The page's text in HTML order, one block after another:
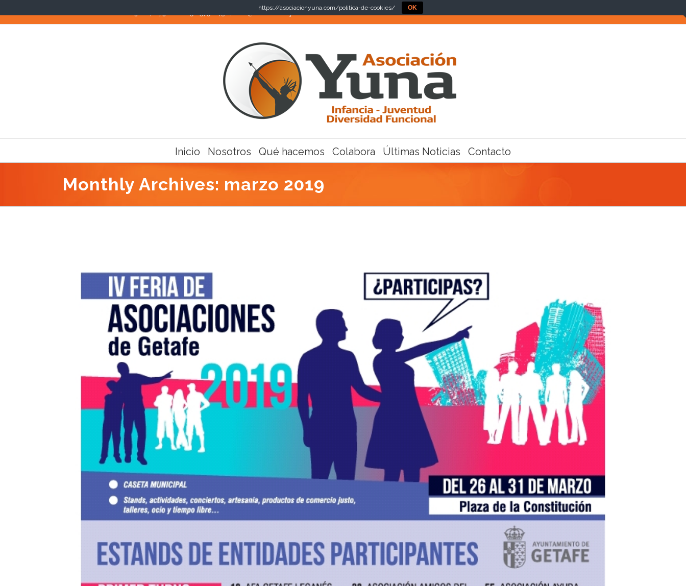
info@asociacionyuna.com
Inicio Nosotros Qué hacemos Colabora Últimas Noticias Contacto
Monthly Archives: marzo 2019
https://asociacionyuna.com/politica-de-cookies/ OK